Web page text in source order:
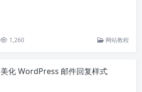
1,260 网站教程
美化 WordPress 邮件回复样式